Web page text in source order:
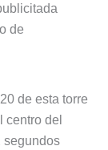
de
de esta torre
centro del
segundos